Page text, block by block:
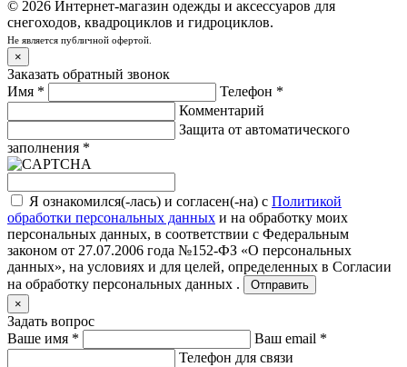
© 2026 Интернет-магазин одежды и аксессуаров для
снегоходов, квадроциклов и гидроциклов.
Не является публичной офертой.
×
Заказать обратный звонок
Имя * Телефон *
Комментарий
Защита от автоматического
заполнения *
Я ознакомился(-лась) и согласен(-на) с Политикой
обработки персональных данных и на обработку моих
персональных данных, в соответствии с Федеральным
законом от 27.07.2006 года №152-ФЗ «О персональных
данных», на условиях и для целей, определенных в Согласии
на обработку персональных данных .
Отправить
×
Задать вопрос
Ваше имя * Ваш email *
Телефон для связи